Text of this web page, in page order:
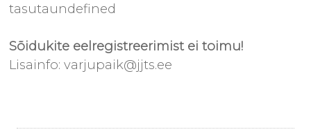
tasutaundefined
Sõidukite eelregistreerimist ei toimu!
Lisainfo: varjupaik@jjts.ee